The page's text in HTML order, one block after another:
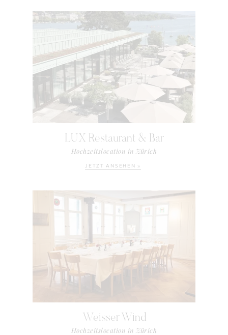
LUX Restaurant & Bar
Hochzeitslocation in Zürich
JETZT ANSEHEN »
Weisser Wind
Hochzeitslocation in Zürich